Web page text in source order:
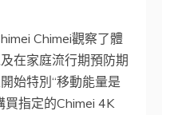
Chimei觀察了體
在家庭流行期預防期
始特別“移動能量是
買指定的Chimei 4K